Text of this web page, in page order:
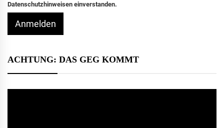
Datenschutzhinweisen einverstanden.
Anmelden
ACHTUNG: DAS GEG KOMMT